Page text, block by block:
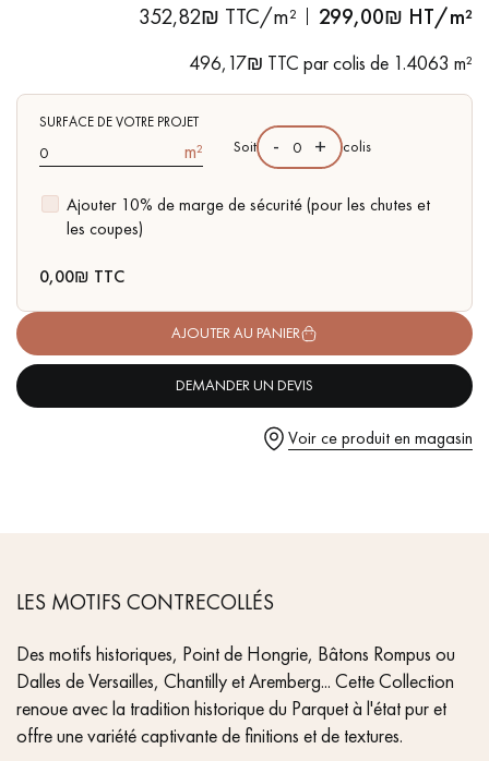
VOUS AVEZ UN PROJET ?
Nos experts sont à votre disposition pour vous guider pas à
pas dans le choix et la pose de votre parquet.
Demandez un rendez-vous personnalisé
- Lames largeur généreuse de 12,5 cm
- Chanfreins des 4 côtés
- Choix Authentic - nœuds, gerces, fissures colmatées, aubiers
- Disponible dans d'autres formats
352,82₪ TTC/m² 299,00₪ HT/m²
496,17₪ TTC par colis de 1.4063 m²
SURFACE DE VOTRE PROJET
m²
Ajouter 10% de marge de sécurité (pour les chutes et
les coupes)
Soit - + colis
0,00₪ TTC
AJOUTER AU PANIER
DEMANDER UN DEVIS
Voir ce produit en magasin
LES MOTIFS CONTRECOLLÉS
Des motifs historiques, Point de Hongrie, Bâtons Rompus ou
Dalles de Versailles, Chantilly et Aremberg... Cette Collection
renoue avec la tradition historique du Parquet à l'état pur et
offre une variété captivante de finitions et de textures.